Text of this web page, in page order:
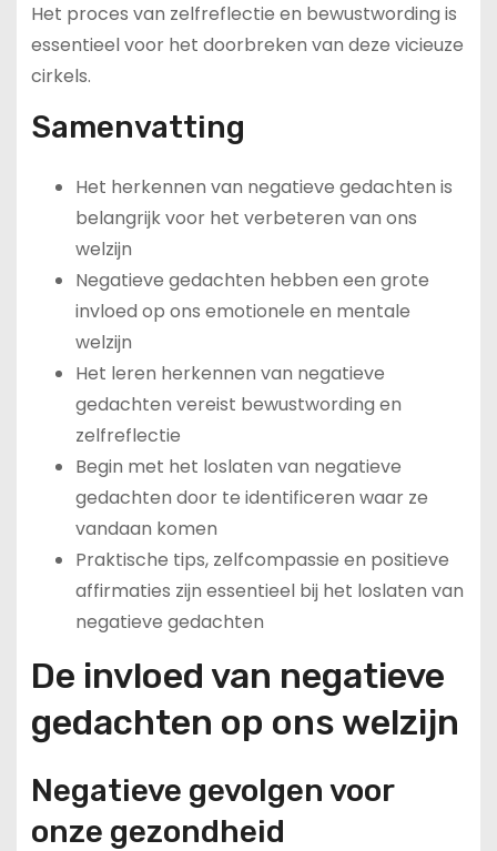
Het proces van zelfreflectie en bewustwording is
essentieel voor het doorbreken van deze vicieuze
cirkels.
Samenvatting
Het herkennen van negatieve gedachten is
belangrijk voor het verbeteren van ons
welzijn
Negatieve gedachten hebben een grote
invloed op ons emotionele en mentale
welzijn
Het leren herkennen van negatieve
gedachten vereist bewustwording en
zelfreflectie
Begin met het loslaten van negatieve
gedachten door te identificeren waar ze
vandaan komen
Praktische tips, zelfcompassie en positieve
affirmaties zijn essentieel bij het loslaten van
negatieve gedachten
De invloed van negatieve
gedachten op ons welzijn
Negatieve gevolgen voor
onze gezondheid